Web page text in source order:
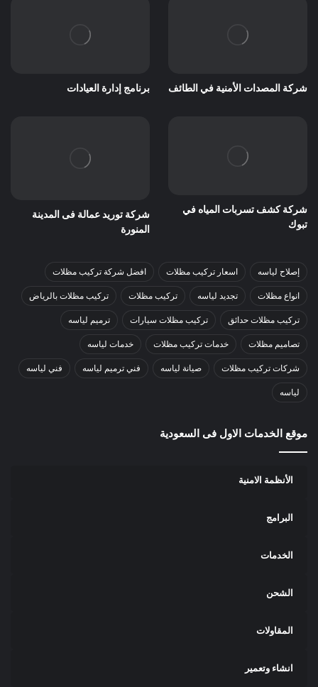
شركة المصدات الأمنية في الطائف برنامج إدارة العيادات
شركة كشف تسربات المياه في
تبوك
شركة توريد عمالة فى المدينة
المنورة
إصلاح لياسه اسعار تركيب مظلات افضل شركة تركيب مظلات
انواع مظلات تجديد لياسه تركيب مظلات تركيب مظلات بالرياض
تركيب مظلات حدائق تركيب مظلات سيارات ترميم لياسه
تصاميم مظلات خدمات تركيب مظلات خدمات لياسه
شركات تركيب مظلات صيانة لياسه فني ترميم لياسه فني لياسه
لياسه
موقع الخدمات الاول فى السعودية
الأنظمة الامنية
البرامج
الخدمات
الشحن
المقاولات
انشاء وتعمير